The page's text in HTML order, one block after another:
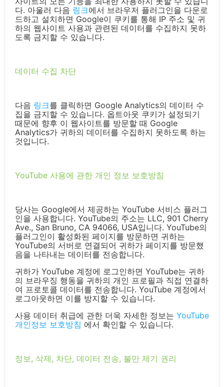
다. 아울러 다음 링크에서 브라우저 플러그인을 다운로
드하고 설치하면 Google이 쿠키를 통해 IP 주소 및 귀
하의 웹사이트 사용과 관련된 데이터를 수집하지 못하
도록 금지할 수 있습니다.
데이터 수집 차단
다음 링크를 클릭하면 Google Analytics의 데이터 수
집을 금지할 수 있습니다. 옵트아웃 쿠키가 설정되기
때문에 향후 이 웹사이트를 방문할 때 Google
Analytics가 귀하의 데이터를 수집하지 못하도록 하는
것입니다.
YouTube 사용에 관한 개인 정보 보호방침
당사는 Google에서 제공하는 YouTube 서비스 플러그
인을 사용합니다. YouTube의 주소는 LLC, 901 Cherry
Ave., San Bruno, CA 94066, USA입니다. YouTube의
플러그인이 활성화된 페이지를 방문하면 귀하는
YouTube의 서버로 연결되어 귀하가 페이지를 방문했
음을 나타내는 데이터를 전송합니다.
귀하가 YouTube 계정에 로그인하면 YouTube는 귀하
의 브라우징 행동을 귀하의 개인 프로필과 직접 연결하
여 프로토콜 데이터를 전송합니다. YouTube 계정에서
로그아웃하면 이를 방지할 수 있습니다.
사용 데이터 취급에 관한 더욱 자세한 정보는 YouTube
개인정보 보호방침 에서 확인할 수 있습니다.
정보, 삭제, 차단, 데이터 전송, 불만 제기 권리